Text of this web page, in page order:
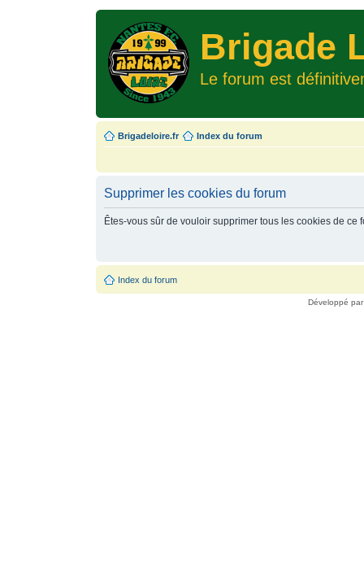
Brigade
Le forum est
Brigadeloire.fr Index du forum
Supprimer les cookies du forum
Êtes-vous sûr de vouloir supprimer tous les cookies de ce
Index du forum
Développé